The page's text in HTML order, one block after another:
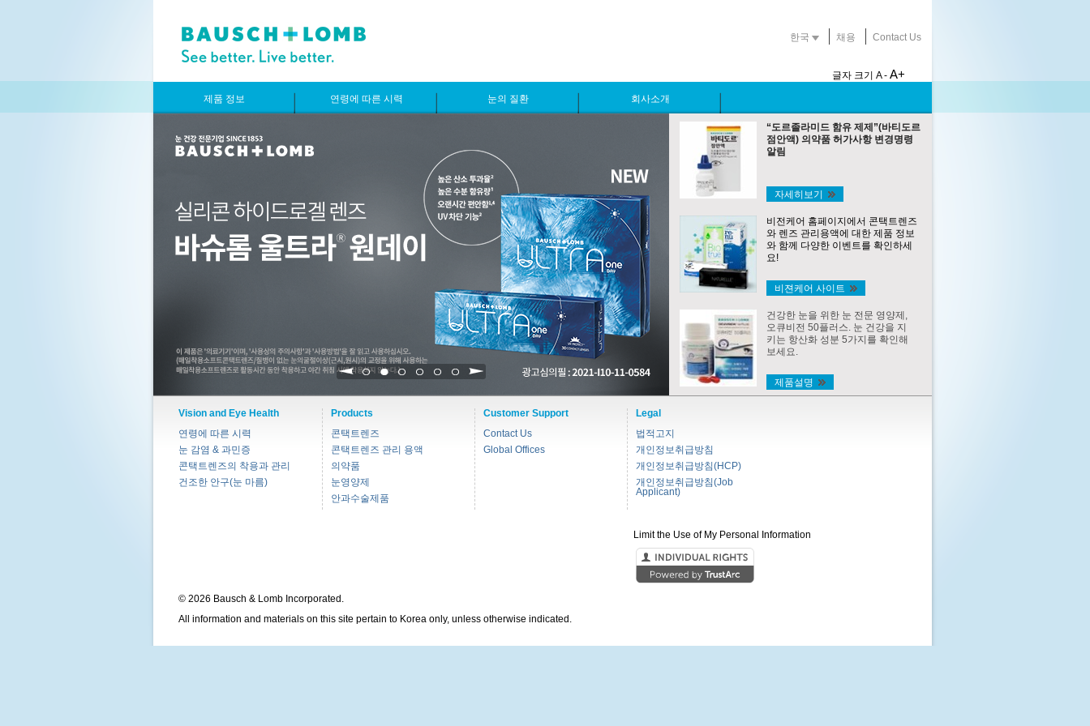
한국 채용 Contact Us
글자 크기 A - A+
제품 정보 연령에 따른 시력 눈의 질환 회사소개
1 2 3 4 5 6
“도르졸라미드 함유 제제”(바티도르
점안액) 의약품 허가사항 변경명령
알림
자세히보기
비전케어 홈페이지에서 콘택트렌즈
와 렌즈 관리용액에 대한 제품 정보
와 함께 다양한 이벤트를 확인하세
요!
비젼케어 사이트
건강한 눈을 위한 눈 전문 영양제,
오큐비전 50플러스. 눈 건강을 지
키는 항산화 성분 5가지를 확인해
보세요.
제품설명
Vision and Eye Health
연령에 따른 시력
눈 감염 & 과민증
콘택트렌즈의 착용과 관리
건조한 안구(눈 마름)
Products
콘택트렌즈
콘택트렌즈 관리 용액
의약품
눈영양제
안과수술제품
Customer Support
Contact Us
Global Offices
Legal
법적고지
개인정보취급방침
개인정보취급방침(HCP)
개인정보취급방침(Job
Applicant)
Limit the Use of My Personal Information
© 2026 Bausch & Lomb Incorporated.
All information and materials on this site pertain to Korea only, unless otherwise indicated.